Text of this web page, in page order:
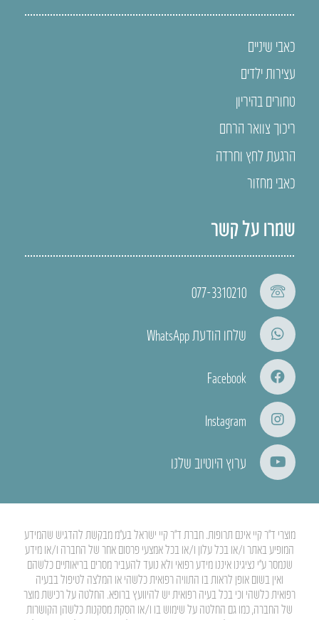
כאבי שיניים
עצירות ילדים
טחורים בהיריון
ריכוך צוואר הרחם
הרגעת לחץ וחרדה
כאבי מחזור
שמרו על קשר
077-3310210
שלחו הודעת WhatsApp
Facebook
Instagram
ערוץ היוטיוב שלנו
מוצרי ד”ר קיי אינם תרופות. חברת ד”ר קיי ישראל בע”מ מבקשת להדגיש שהמידע
המופיע באתר ו/או בכל עלון ו/או בכל אמצעי פרסום אחר של החברה ו/או מידע
שנמסר ע”י נציגינו איננו מידע רפואי ולא נועד להעביר מסרים בריאותיים כלשהם
ואין בשום אופן לראות בו התוויה רפואית כלשהי או המלצה לטיפול בבעיה
רפואית כלשהי וכי בכל בעיה רפואית יש להיוועץ ברופא. החלטה על רכישת מוצר
של החברה, כמו גם החלטה על שימוש בו ו/או הסקת מסקנות כלשהן הקושרות